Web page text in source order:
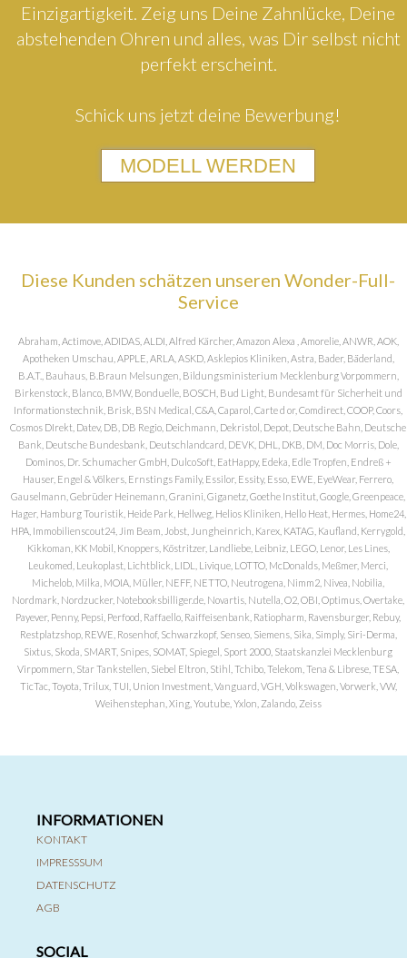
Einzigartigkeit. Zeig uns Deine Zahnlücke, Deine
abstehenden Ohren und alles, was Dir selbst nicht
perfekt erscheint.
Schick uns jetzt deine Bewerbung!
MODELL WERDEN
Diese Kunden schätzen unseren Wonder-Full-
Service
Abraham, Actimove, ADIDAS, ALDI, Alfred Kärcher, Amazon Alexa , Amorelie, ANWR, AOK,
Apotheken Umschau, APPLE, ARLA, ASKD, Asklepios Kliniken, Astra, Bader, Bäderland,
B.A.T., Bauhaus, B.Braun Melsungen, Bildungsministerium Mecklenburg Vorpommern,
Birkenstock, Blanco, BMW, Bonduelle, BOSCH, Bud Light, Bundesamt für Sicherheit und
Informationstechnik, Brisk, BSN Medical, C&A, Caparol, Carte d or, Comdirect, COOP, Coors,
Cosmos DIrekt, Datev, DB, DB Regio, Deichmann, Dekristol, Depot, Deutsche Bahn, Deutsche
Bank, Deutsche Bundesbank, Deutschlandcard, DEVK, DHL, DKB, DM, Doc Morris, Dole,
Dominos, Dr. Schumacher GmbH, DulcoSoft, EatHappy, Edeka, Edle Tropfen, Endreß +
Hauser, Engel & Völkers, Ernstings Family, Essilor, Essity, Esso, EWE, EyeWear, Ferrero,
Gauselmann, Gebrüder Heinemann, Granini, Giganetz, Goethe Institut, Google, Greenpeace,
Hager, Hamburg Touristik, Heide Park, Hellweg, Helios Kliniken, Hello Heat, Hermes, Home24,
HPA, Immobilienscout24, Jim Beam, Jobst, Jungheinrich, Karex, KATAG, Kaufland, Kerrygold,
Kikkoman, KK Mobil, Knoppers, Köstritzer, Landliebe, Leibniz, LEGO, Lenor, Les Lines,
Leukomed, Leukoplast, Lichtblick, LIDL, Livique, LOTTO, McDonalds, Meßmer, Merci,
Michelob, Milka, MOIA, Müller, NEFF, NETTO, Neutrogena, Nimm2, Nivea, Nobilia,
Nordmark, Nordzucker, Notebooksbilliger.de, Novartis, Nutella, O2, OBI, Optimus, Overtake,
Payever, Penny, Pepsi, Perfood, Raffaello, Raiffeisenbank, Ratiopharm, Ravensburger, Rebuy,
Restplatzshop, REWE, Rosenhof, Schwarzkopf, Senseo, Siemens, Sika, Simply, Siri-Derma,
Sixtus, Skoda, SMART, Snipes, SOMAT, Spiegel, Sport 2000, Staatskanzlei Mecklenburg
Virpommern, Star Tankstellen, Siebel Eltron, Stihl, Tchibo, Telekom, Tena & Librese, TESA,
TicTac, Toyota, Trilux, TUI, Union Investment, Vanguard, VGH, Volkswagen, Vorwerk, VW,
Weihenstephan, Xing, Youtube, Yxlon, Zalando, Zeiss
INFORMATIONEN
KONTAKT
IMPRESSSUM
DATENSCHUTZ
AGB
SOCIAL